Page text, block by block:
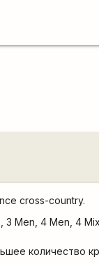
cross-country.
3 Men, 4 Men, 4
количество